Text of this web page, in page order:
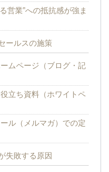
営業”への抵抗感が強ま
ールスの施策
ムページ（ブログ・記
立ち資料（ホワイトペ
ル（メルマガ）での定
失敗する原因